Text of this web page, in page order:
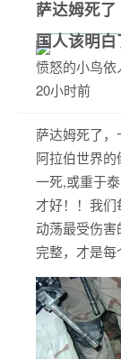
萨达姆死
国人该明
愤怒的小鸟依
20小时前
萨达姆死了，
阿拉伯世界
一死,或重于
才好！！我
动荡最受伤
完整，才是每